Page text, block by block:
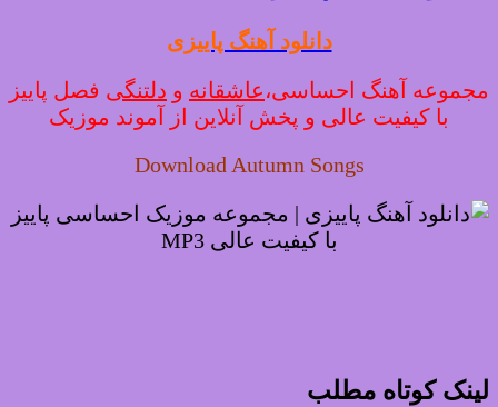
دانلود آهنگ پاییزی
مجموعه آهنگ احساسی،عاشقانه و دلتنگی فصل پاییز
با کیفیت عالی و پخش آنلاین از آموند موزیک
Download Autumn Songs
لینک کوتاه مطلب